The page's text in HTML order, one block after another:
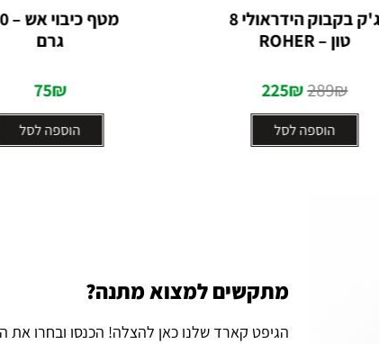
ג'ק בקבוק הידראולי 8
טון – ROHER
289₪
225₪
הוספה לסל
דורג
0
מתוך
גרם
75₪
הוספה לסל
0
מתקשים למצוא מתנה?
הגיפט קארד שלנו כאן להצלה! הכנסו ובחרו